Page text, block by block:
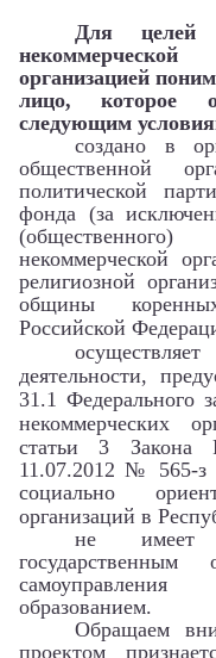
Для целей
организацией
лицо, которое
следующим
создано в
общественной
политической
фонда (за
некоммерческой
религиозной
общины
Российской
деятельности,
31.1 Федерального
некоммерческих
статьи 3 Закона
11.07.2012 № 565-з
социально
организаций в
не имеет
образованием.
Обращаем
проектом